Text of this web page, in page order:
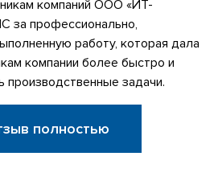
компаний ООО «ИТ-
за профессионально,
работу, которая дала
компании более быстро и
производственные задачи.
полностью